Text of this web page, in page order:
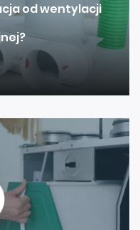
od wentylacji